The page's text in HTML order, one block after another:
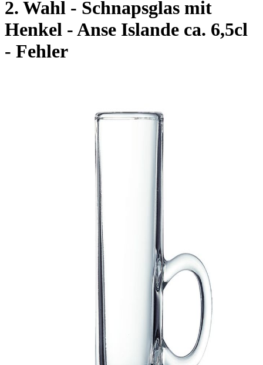
2. Wahl - Schnapsglas mit
Henkel - Anse Islande ca. 6,5cl
- Fehler